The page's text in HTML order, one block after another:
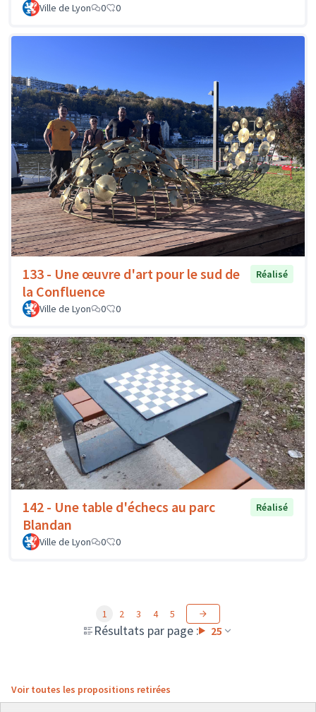
Ville de Lyon 0 0
133 - Une œuvre d'art pour le sud de
la Confluence
Réalisé
Ville de Lyon 0 0
142 - Une table d'échecs au parc
Blandan
Réalisé
Ville de Lyon 0 0
Résultats par page : 25
1 2 3 4 5
Voir toutes les propositions retirées